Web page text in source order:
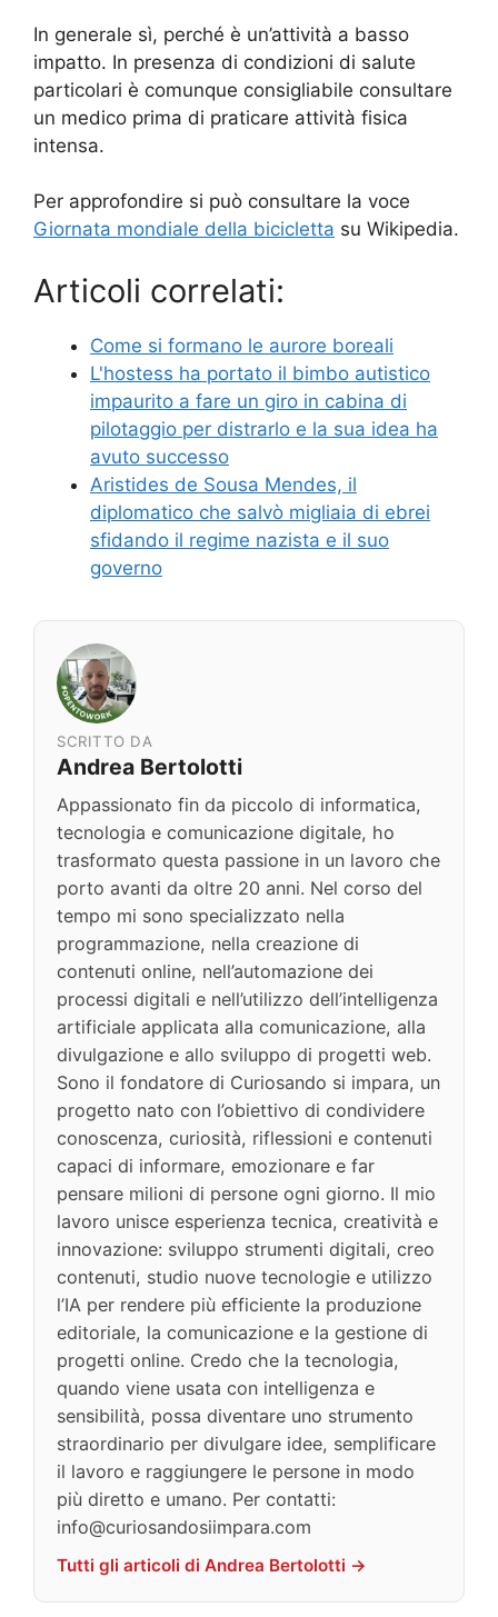
In generale sì, perché è un’attività a basso
impatto. In presenza di condizioni di salute
particolari è comunque consigliabile consultare
un medico prima di praticare attività fisica
intensa.
Per approfondire si può consultare la voce
Giornata mondiale della bicicletta su Wikipedia.
Articoli correlati:
Come si formano le aurore boreali
L'hostess ha portato il bimbo autistico
impaurito a fare un giro in cabina di
pilotaggio per distrarlo e la sua idea ha
avuto successo
Aristides de Sousa Mendes, il
diplomatico che salvò migliaia di ebrei
sfidando il regime nazista e il suo
governo
SCRITTO DA
Andrea Bertolotti
Appassionato fin da piccolo di informatica,
tecnologia e comunicazione digitale, ho
trasformato questa passione in un lavoro che
porto avanti da oltre 20 anni. Nel corso del
tempo mi sono specializzato nella
programmazione, nella creazione di
contenuti online, nell’automazione dei
processi digitali e nell’utilizzo dell’intelligenza
artificiale applicata alla comunicazione, alla
divulgazione e allo sviluppo di progetti web.
Sono il fondatore di Curiosando si impara, un
progetto nato con l’obiettivo di condividere
conoscenza, curiosità, riflessioni e contenuti
capaci di informare, emozionare e far
pensare milioni di persone ogni giorno. Il mio
lavoro unisce esperienza tecnica, creatività e
innovazione: sviluppo strumenti digitali, creo
contenuti, studio nuove tecnologie e utilizzo
l’IA per rendere più efficiente la produzione
editoriale, la comunicazione e la gestione di
progetti online. Credo che la tecnologia,
quando viene usata con intelligenza e
sensibilità, possa diventare uno strumento
straordinario per divulgare idee, semplificare
il lavoro e raggiungere le persone in modo
più diretto e umano. Per contatti:
info@curiosandosiimpara.com
Tutti gli articoli di Andrea Bertolotti →